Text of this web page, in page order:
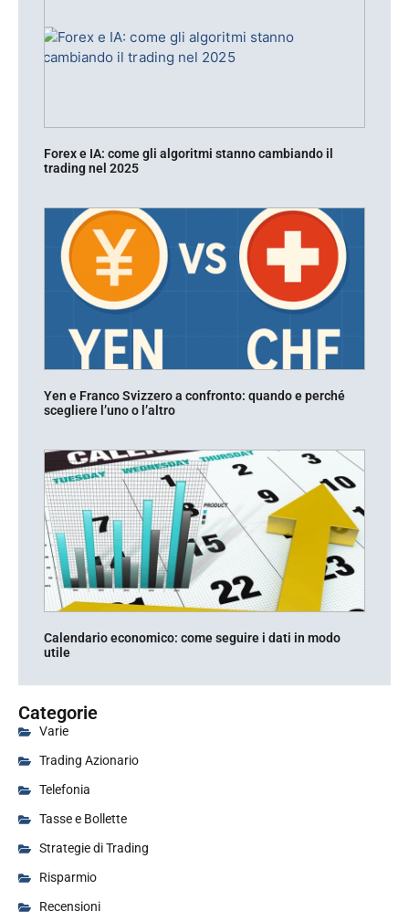
Forex e IA: come gli algoritmi stanno cambiando il
trading nel 2025
Yen e Franco Svizzero a confronto: quando e perché
scegliere l’uno o l’altro
Calendario economico: come seguire i dati in modo
utile
Categorie
Varie
Trading Azionario
Telefonia
Tasse e Bollette
Strategie di Trading
Risparmio
Recensioni